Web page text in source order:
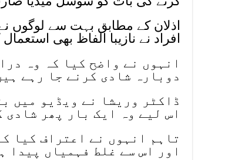
اذلان کے مطابق بہت سے لوگوں
افراد نے نازیبا الفاظ بھی استعمال
انہوں نے واضح کیا کہ وہ
دوبارہ شادی کرنے جا رہے
ڈاکٹر وریشا نے ویڈیو میں
اس لیے وہ ایک بار پھر شادی
تاہم انہوں نے اعتراف کیا
اور اس سے غلط فہمیاں پیدا